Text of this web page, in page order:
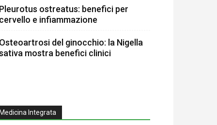
ostreatus: benefici per
e infiammazione
del ginocchio: la Nigella
mostra benefici clinici
Integrata